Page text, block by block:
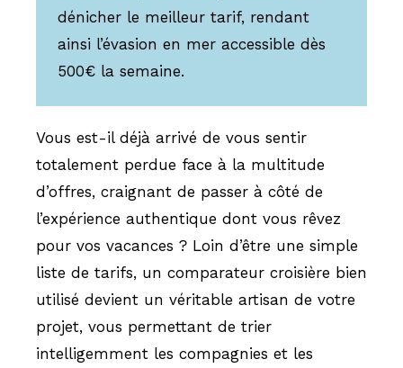
dénicher le meilleur tarif, rendant
ainsi l’évasion en mer accessible dès
500€ la semaine.
Vous est-il déjà arrivé de vous sentir
totalement perdue face à la multitude
d’offres, craignant de passer à côté de
l’expérience authentique dont vous rêvez
pour vos vacances ? Loin d’être une simple
liste de tarifs, un comparateur croisière bien
utilisé devient un véritable artisan de votre
projet, vous permettant de trier
intelligemment les compagnies et les